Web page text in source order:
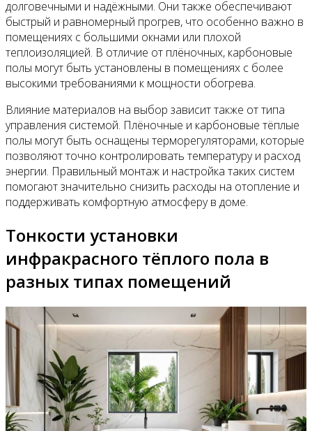
долговечными и надёжными. Они также обеспечивают
быстрый и равномерный прогрев, что особенно важно в
помещениях с большими окнами или плохой
теплоизоляцией. В отличие от плёночных, карбоновые
полы могут быть установлены в помещениях с более
высокими требованиями к мощности обогрева.
Влияние материалов на выбор зависит также от типа
управления системой. Плёночные и карбоновые тёплые
полы могут быть оснащены терморегуляторами, которые
позволяют точно контролировать температуру и расход
энергии. Правильный монтаж и настройка таких систем
помогают значительно снизить расходы на отопление и
поддерживать комфортную атмосферу в доме.
Тонкости установки
инфракрасного тёплого пола в
разных типах помещений